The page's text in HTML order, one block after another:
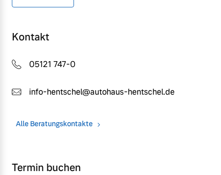
Kontakt
05121 747-0
info-hentschel@autohaus-hentschel.de
Alle Beratungskontakte
Termin buchen